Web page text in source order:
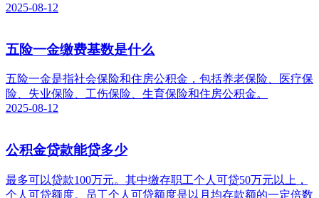
2025-08-12
五险一金缴费基数是什么
五险一金是指社会保险和住房公积金，包括养老保险、医疗保
险、失业保险、工伤保险、生育保险和住房公积金。
2025-08-12
公积金贷款能贷多少
最多可以贷款100万元。其中缴存职工个人可贷50万元以上，
个人可贷额度。员工个人可贷额度是以月均存款额的一定倍数